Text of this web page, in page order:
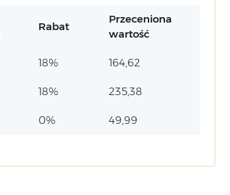
Rabat
Przeceniona
wartość
18% 164,62
18% 235,38
0% 49,99